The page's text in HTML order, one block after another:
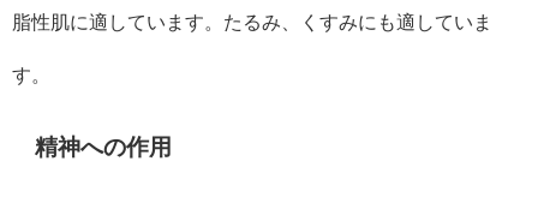
脂性肌に適しています。たるみ、くすみにも適していま
す。
精神への作用